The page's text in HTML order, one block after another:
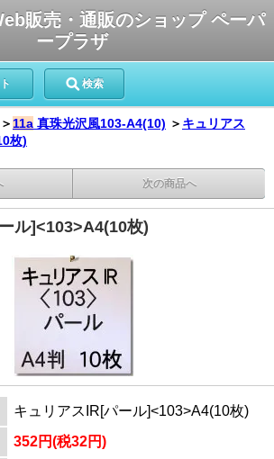
販売・通販のショップ ペーパ
ープラザ
検索
＞ 11a 真珠光沢風103-A4(10) ＞ キュリアス
枚)
次の商品へ
ル]<103>A4(10枚)
キュリアスIR[パール]<103>A4(10枚)
352円(税32円)